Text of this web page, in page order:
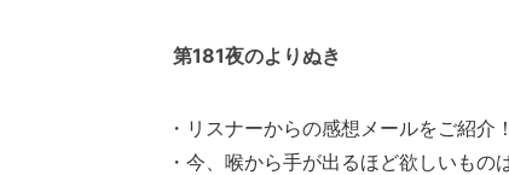
第181夜のよりぬき
・リスナーからの感想メールをご紹介！
・今、喉から手が出るほど欲しいもの